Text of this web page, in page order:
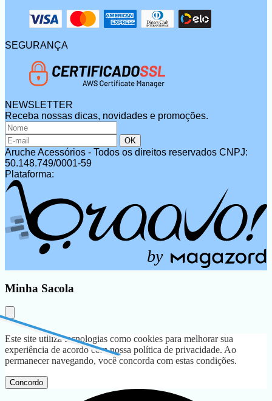
SEGURANÇA
NEWSLETTER
Receba nossas dicas, novidades e promoções.
Aruche Acessórios - Todos os direitos reservados CNPJ:
50.148.749/0001-59
Plataforma:
by
Minha Sacola
Este site utiliza tecnologias como cookies para melhorar sua
experiência de acordo com nossa política de privacidade. Ao
permanecer navegando, você concorda com estas condições.
Concordo